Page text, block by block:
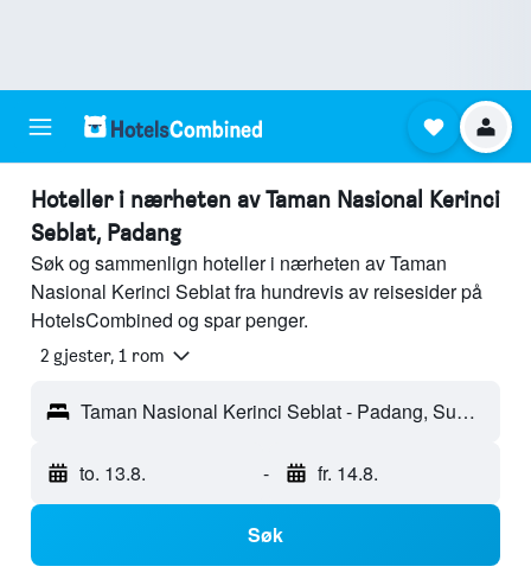
Hoteller i nærheten av Taman Nasional Kerinci
Seblat, Padang
Søk og sammenlign hoteller i nærheten av Taman
Nasional Kerinci Seblat fra hundrevis av reisesider på
HotelsCombined og spar penger.
2 gjester, 1 rom
Taman Nasional Kerinci Seblat - Padang, Sumatera Barat, Indonesia
to. 13.8. - fr. 14.8.
Søk